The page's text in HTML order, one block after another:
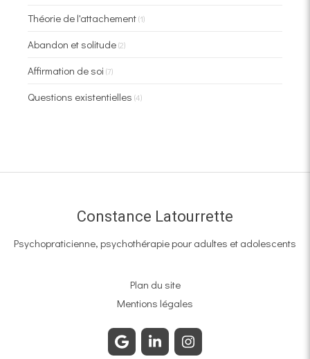
Théorie de l'attachement(1)
Abandon et solitude(2)
Affirmation de soi (7)
Questions existentielles (4)
Constance Latourrette
Psychopraticienne, psychothérapie pour adultes et adolescents
Plan du site
Mentions légales